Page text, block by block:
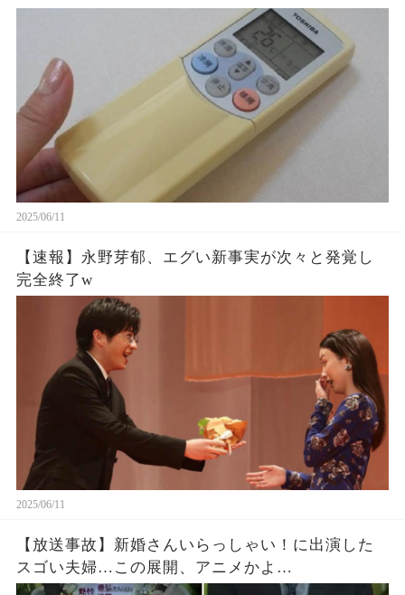
2025/06/11
【速報】永野芽郁、エグい新事実が次々と発覚し
完全終了w
2025/06/11
【放送事故】新婚さんいらっしゃい！に出演した
スゴい夫婦…この展開、アニメかよ…